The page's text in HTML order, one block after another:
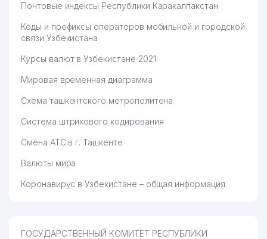
УЗБЕКИСТАН ПО СТАТИСТИКЕ
77 BEPRO NORMA ООО 237 м
78
ADVOKATLARI КОЛЛЕГИЯ
79
ДЕТСКИЙ САД №547
80
KOMMUNAL ТЧСЖ
БАРКАМОЛ АВЛОД ДЕТСКАЯ
ШКОЛА г. ТАШКЕНТА
Почтовые индексы Республики Каракалпакстан
Коды и префиксы операторов мобильной и городской
связи Узбекистана
Курсы валют в Узбекистане 2021
Мировая временная диаграмма
Схема ташкентского метрополитена
Система штрихового кодирования
Смена АТС в г. Ташкенте
Валюты мира
Коронавирус в Узбекистане – общая информация
ГОСУДАРСТВЕННЫЙ КОМИТЕТ РЕСПУБЛИКИ